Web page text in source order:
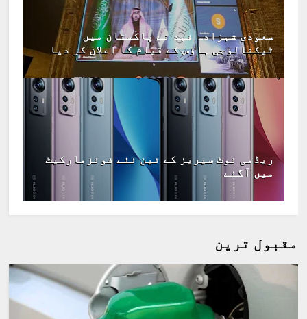
سعودی شہزادہ فہد نے پاکستان میں
ٹیکنالوجی ہاؤس کے قیام کا اعلان کر دیا
ریڈمی نوٹ سیریز کے تین نئے فونزمارکیٹ
میں آگئے
مقبول ترین